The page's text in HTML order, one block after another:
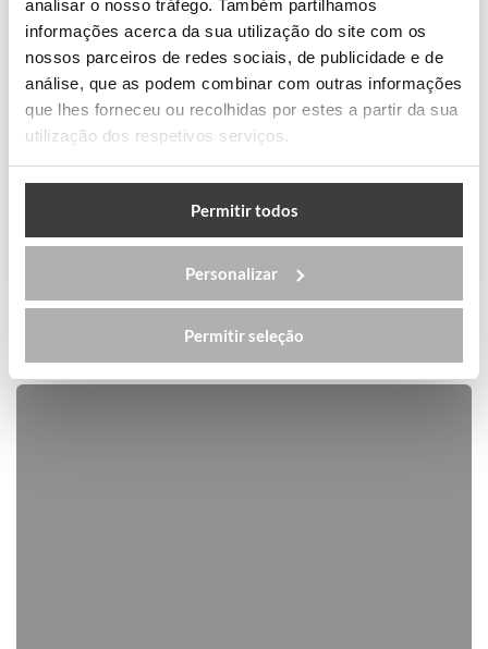
analisar o nosso tráfego. Também partilhamos
informações acerca da sua utilização do site com os
nossos parceiros de redes sociais, de publicidade e de
análise, que as podem combinar com outras informações
que lhes forneceu ou recolhidas por estes a partir da sua
utilização dos respetivos serviços.
Permitir todos
Personalizar
Permitir seleção
High School no Canadá
High School
VER MAIS